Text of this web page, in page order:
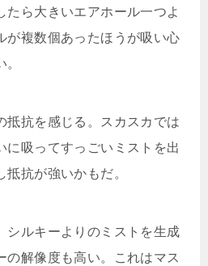
たら大きいエアホール一つよ
が複数個あったほうが吸い心
抵抗を感じる。スカスカでは
に吸ってすっごいミストを出
抵抗が強いかもだ。
シルキーよりのミストを生成
の解像度も高い。これはマス